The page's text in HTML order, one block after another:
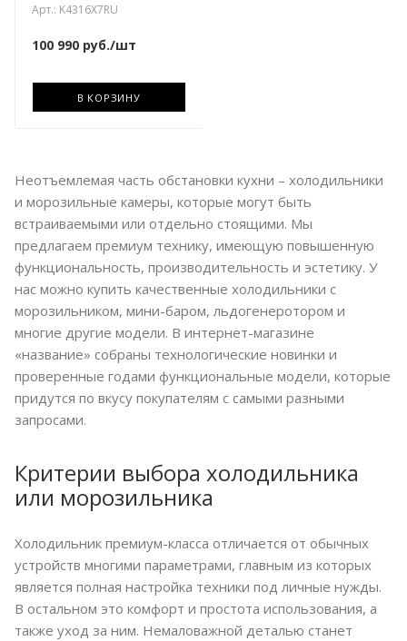
Арт.: K4316X7RU
100 990 руб./шт
В КОРЗИНУ
Неотъемлемая часть обстановки кухни – холодильники
и морозильные камеры, которые могут быть
встраиваемыми или отдельно стоящими. Мы
предлагаем премиум технику, имеющую повышенную
функциональность, производительность и эстетику. У
нас можно купить качественные холодильники с
морозильником, мини-баром, льдогенеротором и
многие другие модели. В интернет-магазине
«название» собраны технологические новинки и
проверенные годами функциональные модели, которые
придутся по вкусу покупателям с самыми разными
запросами.
Критерии выбора холодильника
или морозильника
Холодильник премиум-класса отличается от обычных
устройств многими параметрами, главным из которых
является полная настройка техники под личные нужды.
В остальном это комфорт и простота использования, а
также уход за ним. Немаловажной деталью станет